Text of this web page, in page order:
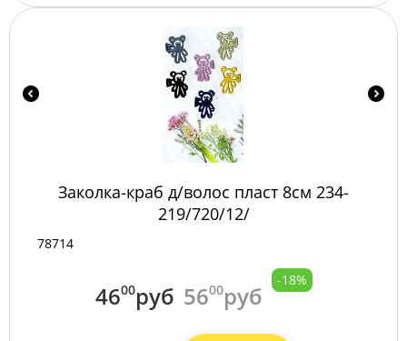
Заколка-краб д/волос пласт 8см 234-
219/720/12/
78714
4600руб 5600руб
-18%